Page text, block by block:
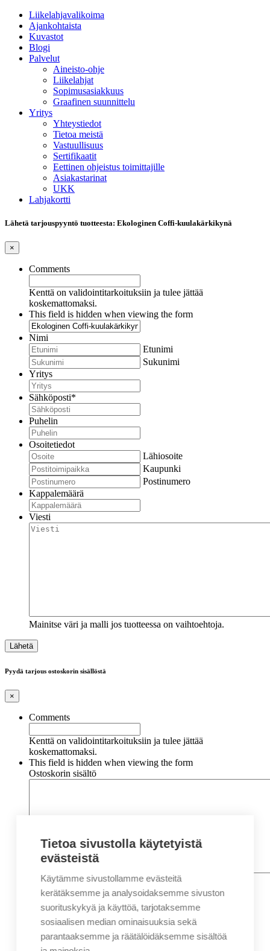
Liikelahjavalikoima
Ajankohtaista
Kuvastot
Blogi
Palvelut
Aineisto-ohje
Liikelahjat
Sopimusasiakkuus
Graafinen suunnittelu
Yritys
Yhteystiedot
Tietoa meistä
Vastuullisuus
Sertifikaatit
Eettinen ohjeistus toimittajille
Asiakastarinat
UKK
Lahjakortti
Lähetä tarjouspyyntö tuotteesta: Ekologinen Coffi-kuulakärkikynä
×
Comments
Kenttä on validointitarkoituksiin ja tulee jättää
koskemattomaksi.
This field is hidden when viewing the form
Nimi
Etunimi
Sukunimi
Yritys
Sähköposti*
Puhelin
Osoitetiedot
Lähiosoite
Kaupunki
Postinumero
Kappalemäärä
Viesti
Mainitse väri ja malli jos tuotteessa on vaihtoehtoja.
Pyydä tarjous ostoskorin sisällöstä
×
Comments
Kenttä on validointitarkoituksiin ja tulee jättää
koskemattomaksi.
This field is hidden when viewing the form
Ostoskorin sisältö
Nimi*
Etunimi
Sukunimi
Sähköposti*
Tietoa sivustolla käytetyistä
evästeistä
Käytämme sivustollamme evästeitä
kerätäksemme ja analysoidaksemme sivuston
suorituskykyä ja käyttöä, tarjotaksemme
sosiaalisen median ominaisuuksia sekä
parantaaksemme ja räätälöidäksemme sisältöä